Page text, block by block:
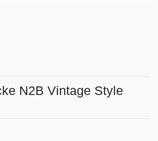
N2B Vintage Style